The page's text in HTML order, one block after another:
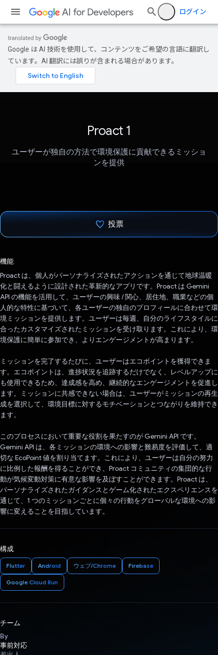
ログイン
Google は AI 技術を使用して、コンテンツをご希望の言語に翻訳し
ています。AI 翻訳には誤りが含まれる場合があります。
Proact 1
ユーザーが独自の方法で環境保護に貢献できるミッショ
ンを提供
投票
機能
Proact は、個人がパーソナライズされたアクションを通じて地球温暖
化と闘えるように設計された革新的なアプリです。Proact は Gemini
API の機能を活用して、ユーザーの興味 / 関心、居住地、職業などの個
人的な特性に基づいて、各ユーザーの独自のプロフィールに合わせて環
境ミッションを提供します。ユーザーは毎週、自分のライフスタイルに
合ったカスタマイズされたミッションを受け取ります。これにより、環
境保護に簡単に参加でき、よりエンゲージメントが高まります。
ミッションを完了するたびに、ユーザーはエコポイントを獲得できま
す。エコポイントは、進捗状況を追跡するだけでなく、レベルアップに
も使用できるため、達成感を高め、継続的なエンゲージメントを促進し
ます。ミッションに共感できない場合は、ユーザーがミッションの再生
成を選択して、環境目標に対するモチベーションとつながりを維持でき
ます。
このプロセスにおいて重要な役割を果たすのが Gemini API です。
Gemini API は、各ミッションの環境への影響と難易度を評価して、適
切な EcoPoint 値を割り当てます。これにより、ユーザーは自分の努力
に比例した報酬を得ることができ、Proact コミュニティの集団的な行
動が気候変動対策に有意な影響を及ぼすことができます。Proact は、
パーソナライズされたガイダンスとゲーム化されたエクスペリエンスを
通じて、1 つのミッションごとに個々の行動をグローバルな環境への影
響に変えることを目指しています。
構成
Flutter Android ウェブ/Chrome Firebase
Google Cloud Run
チーム
By
事前対応